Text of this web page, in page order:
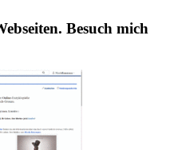
Besuch mich